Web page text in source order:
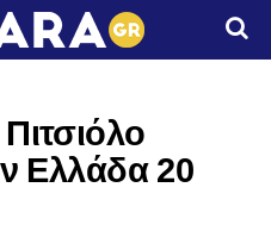
Ελλάδα 20